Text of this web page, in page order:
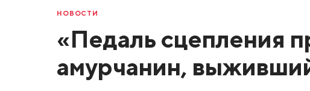
НОВОСТИ
«Педаль сцепления
амурчанин,